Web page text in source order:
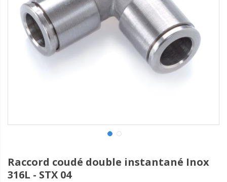
Raccord coudé double instantané Inox
316L - STX 04